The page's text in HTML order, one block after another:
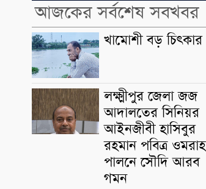
আজকের সর্বশেষ সবখবর
খামোশী বড় চিৎকার
লক্ষ্মীপুর জেলা জজ
আদালতের সিনিয়র
আইনজীবী হাসিবুর
রহমান পবিত্র ওমরাহ
পালনে সৌদি আরব
গমন